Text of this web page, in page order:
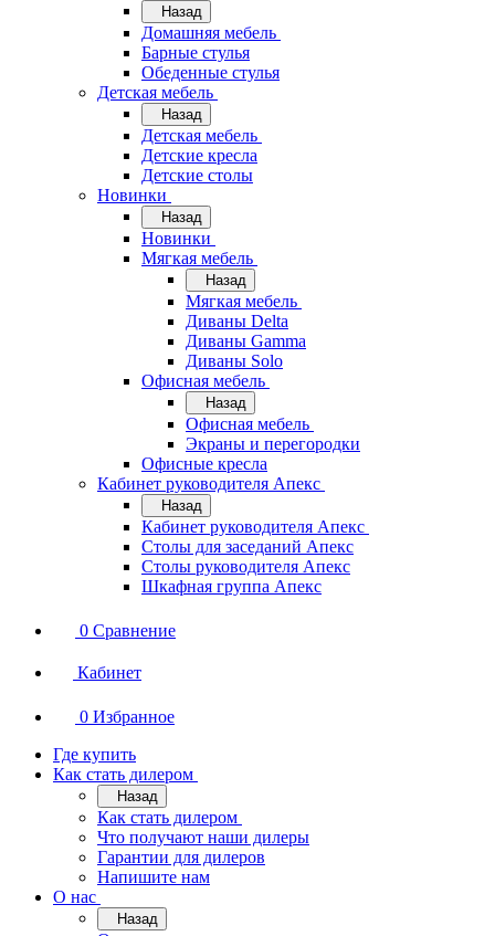
Назад
Домашняя мебель
Барные стулья
Обеденные стулья
Детская мебель
Назад
Детская мебель
Детские кресла
Детские столы
Новинки
Назад
Новинки
Мягкая мебель
Назад
Мягкая мебель
Диваны Delta
Диваны Gamma
Диваны Solo
Офисная мебель
Назад
Офисная мебель
Экраны и перегородки
Офисные кресла
Кабинет руководителя Апекс
Назад
Кабинет руководителя Апекс
Столы для заседаний Апекс
Столы руководителя Апекс
Шкафная группа Апекс
0 Сравнение
Кабинет
0 Избранное
Где купить
Как стать дилером
Назад
Как стать дилером
Что получают наши дилеры
Гарантии для дилеров
Напишите нам
О нас
Назад